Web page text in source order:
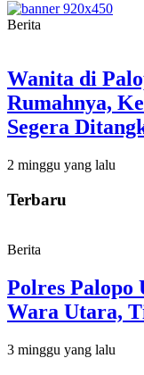
Berita
Wanita di
Rumahnya,
Segera
2 minggu yang lalu
Terbaru
Berita
Polres Palopo
Wara Utara,
3 minggu yang lalu